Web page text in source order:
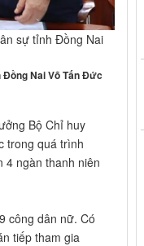
sự tỉnh Đồng Nai
Đồng Nai Võ Tấn Đức
Bộ Chỉ huy
trong quá trình
4 ngàn thanh niên
công dân nữ. Có
tiếp tham gia